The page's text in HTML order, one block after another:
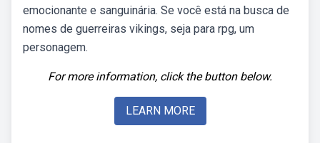
emocionante e sanguinária. Se você está na busca de
nomes de guerreiras vikings, seja para rpg, um
personagem.
For more information, click the button below.
LEARN MORE